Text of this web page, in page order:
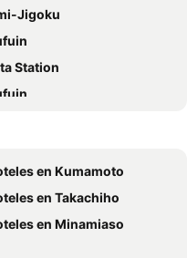
Jigoku
Station
en Kumamoto
en Takachiho
en Minamiaso